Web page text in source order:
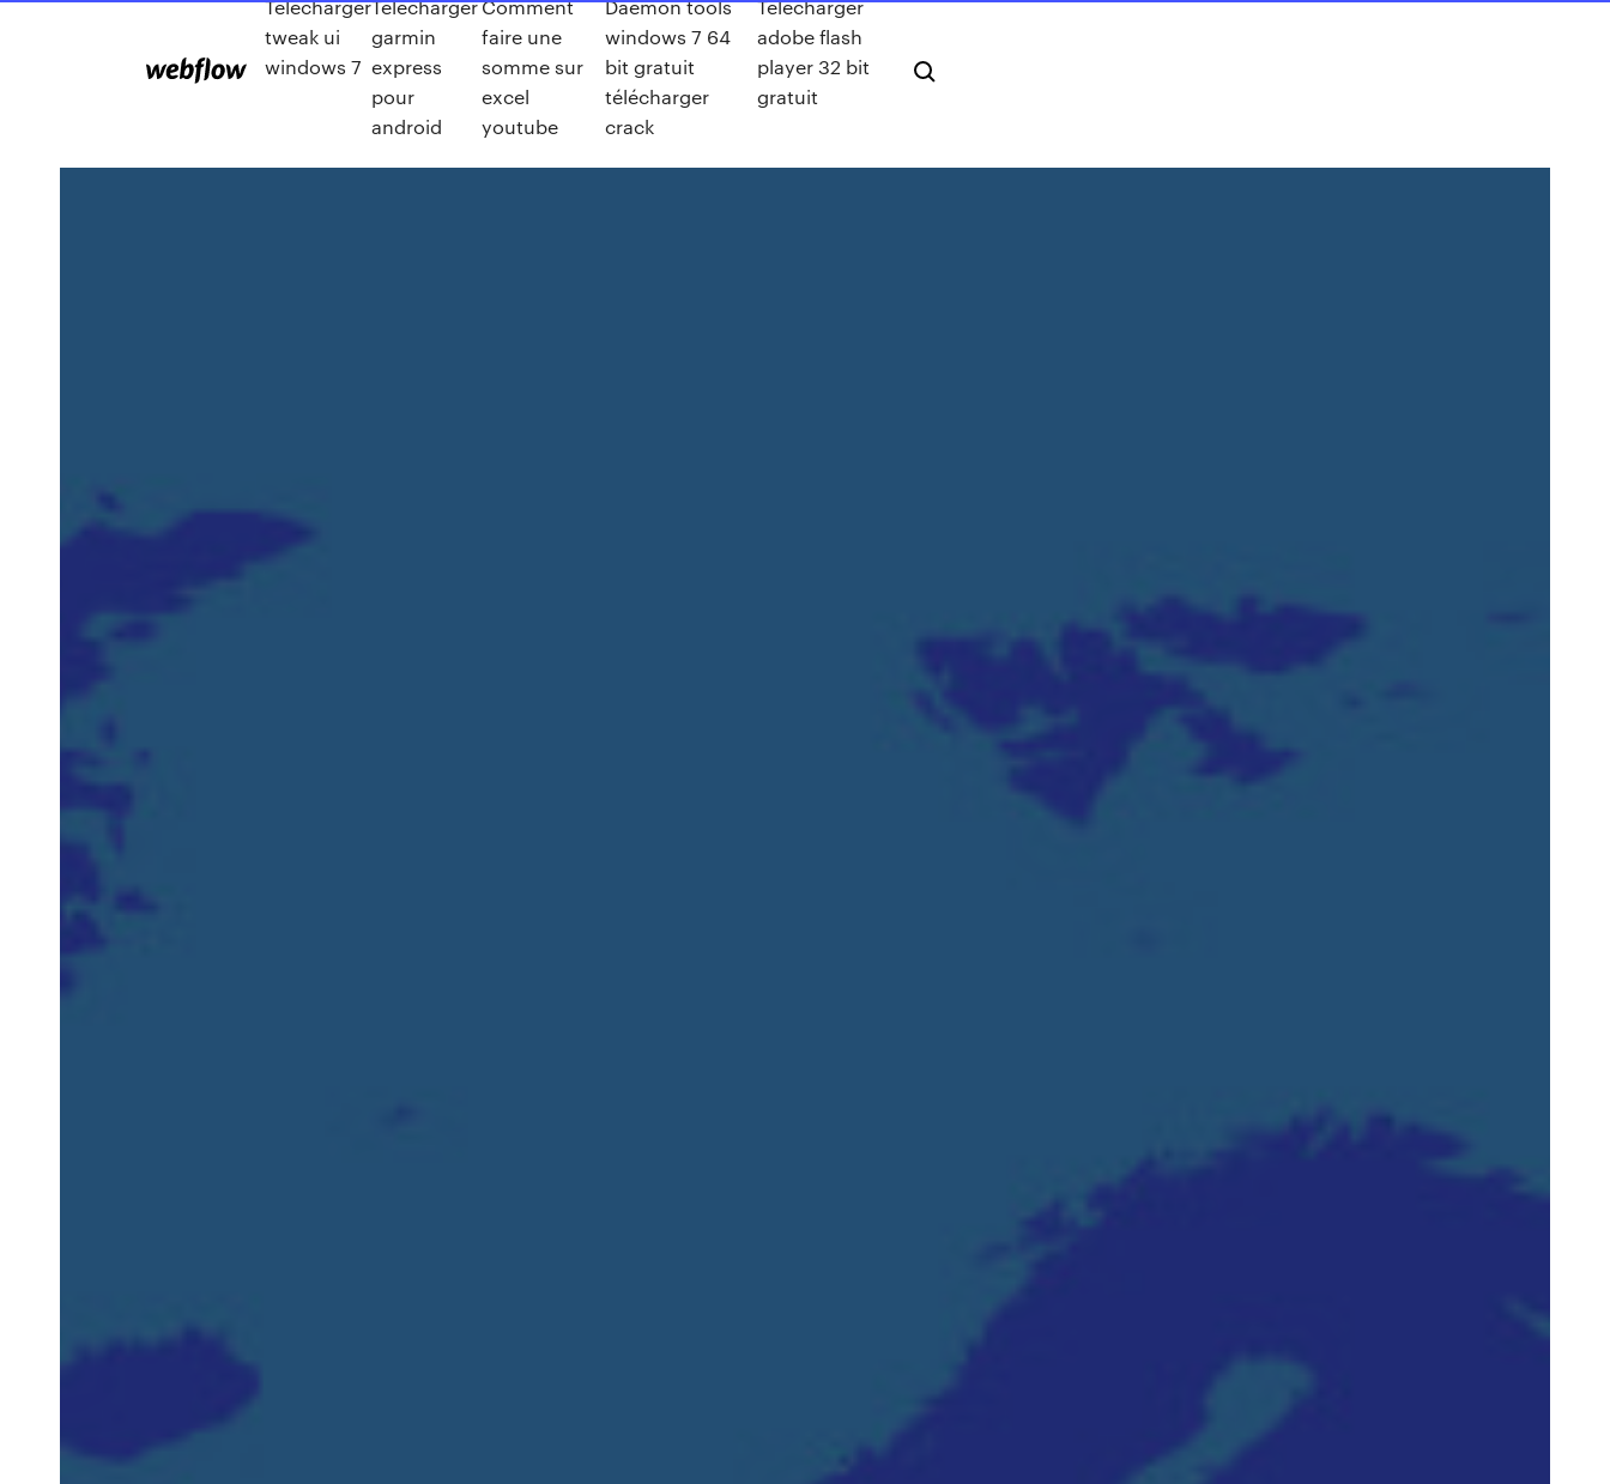
Telecharger
tweak ui
windows 7
Telecharger
garmin
express
pour
android
Comment
faire une
somme sur
excel
youtube
Daemon tools
windows 7 64
bit gratuit
télécharger
crack
Telecharger
adobe flash
player 32 bit
gratuit